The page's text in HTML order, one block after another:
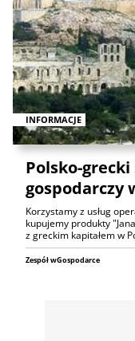
INFORMACJE
Polsko-
gospodarczy
Korzystamy z usług
kupujemy produkty
z greckim kapitałem w
Zespół wGospodarce